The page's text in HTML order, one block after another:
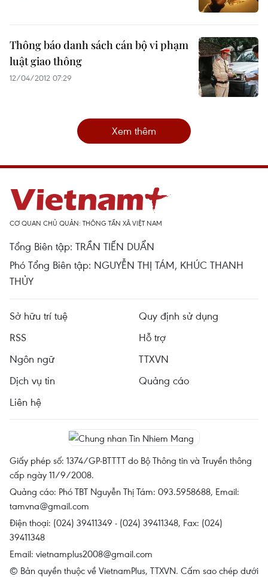
Thông báo danh sách cán bộ vi phạm
luật giao thông
12/04/2012 07:29
Xem thêm
CƠ QUAN CHỦ QUẢN: THÔNG TẤN XÃ VIỆT NAM
Tổng Biên tập: TRẦN TIẾN DUẨN
Phó Tổng Biên tập: NGUYỄN THỊ TÁM, KHÚC THANH
THỦY
Sở hữu trí tuệ
Quy định sử dụng
RSS
Hỗ trợ
Ngôn ngữ
TTXVN
Dịch vụ tin
Quảng cáo
Liên hệ
Giấy phép số: 1374/GP-BTTTT do Bộ Thông tin và Truyền thông
cấp ngày 11/9/2008.
Quảng cáo: Phó TBT Nguyễn Thị Tám: 093.5958688, Email:
tamvna@gmail.com
Điện thoại: (024) 39411349 - (024) 39411348, Fax: (024)
39411348
Email: vietnamplus2008@gmail.com
© Bản quyền thuộc về VietnamPlus, TTXVN. Cấm sao chép dưới